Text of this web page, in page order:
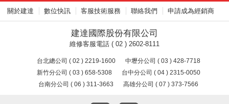
關於建達 數位快訊 客服技術服務 聯絡我們 申請成為經銷商
建達國際股份有限公司
維修客服電話 ( 02 ) 2602-8111
台北總公司 ( 02 ) 2219-1600
中壢分公司 ( 03 ) 428-7718
新竹分公司 ( 03 ) 658-5308
台中分公司 ( 04 ) 2315-0050
台南分公司 ( 06 ) 311-3663
高雄分公司 ( 07 ) 373-7566